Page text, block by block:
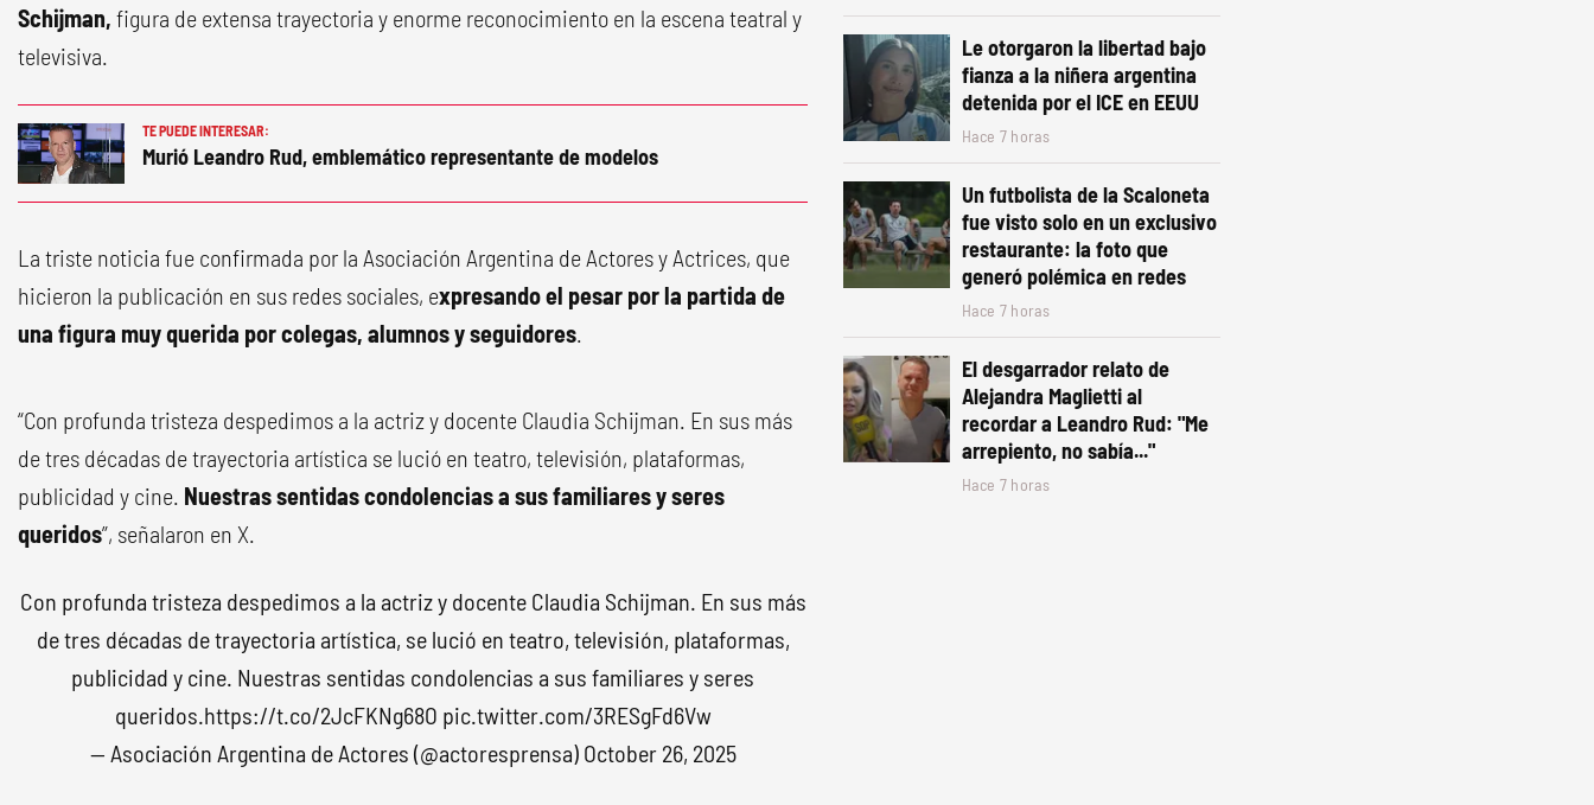
Schijman, figura de extensa trayectoria y enorme reconocimiento en la escena teatral y
televisiva.
TE PUEDE INTERESAR:
Murió Leandro Rud, emblemático representante de modelos
La triste noticia fue confirmada por la Asociación Argentina de Actores y Actrices, que
hicieron la publicación en sus redes sociales, expresando el pesar por la partida de
una figura muy querida por colegas, alumnos y seguidores.
“Con profunda tristeza despedimos a la actriz y docente Claudia Schijman. En sus más
de tres décadas de trayectoria artística se lució en teatro, televisión, plataformas,
publicidad y cine. Nuestras sentidas condolencias a sus familiares y seres
queridos”, señalaron en X.
Con profunda tristeza despedimos a la actriz y docente Claudia Schijman. En sus más
de tres décadas de trayectoria artística, se lució en teatro, televisión, plataformas,
publicidad y cine. Nuestras sentidas condolencias a sus familiares y seres
queridos.https://t.co/2JcFKNg68O pic.twitter.com/3RESgFd6Vw
— Asociación Argentina de Actores (@actoresprensa) October 26, 2025
Le otorgaron la libertad bajo
fianza a la niñera argentina
detenida por el ICE en EEUU
Hace 7 horas
Un futbolista de la Scaloneta
fue visto solo en un exclusivo
restaurante: la foto que
generó polémica en redes
Hace 7 horas
El desgarrador relato de
Alejandra Maglietti al
recordar a Leandro Rud: "Me
arrepiento, no sabía..."
Hace 7 horas